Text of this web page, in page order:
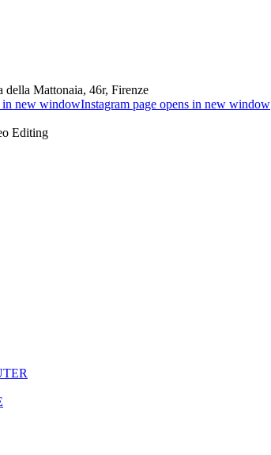
della Mattonaia, 46r, Firenze
in new windowInstagram page opens in new window
Editing